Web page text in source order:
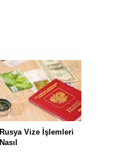
Rusya Vize İşlemleri
Nasıl